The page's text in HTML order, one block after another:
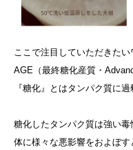
ここで注目していただきたい
AGE（最終糖化産質・
『糖化』とはタンパク質に
糖化したタンパク質は強い毒
体に様々な悪影響をおよぼす